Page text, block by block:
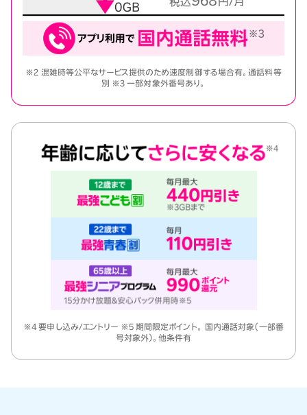
※2 混雑時等公平なサービス提供のため速度制御する場合有。通話料等
別 ※3 一部対象外番号あり。
※4 要申し込み/エントリー ※5 期間限定ポイント。 国内通話対象（一部番
号対象外）。他条件有